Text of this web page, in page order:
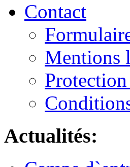
Contact
Mentions
Actualités: